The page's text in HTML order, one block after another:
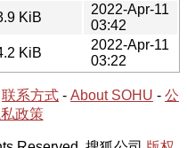
KiB
2022-Apr-11
03:42
KiB
2022-Apr-11
03:22
联系方式 - About SOHU - 公
政策